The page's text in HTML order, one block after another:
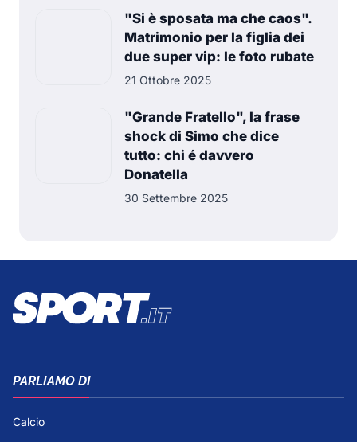
"Si è sposata ma che caos".
Matrimonio per la figlia dei
due super vip: le foto rubate
21 Ottobre 2025
"Grande Fratello", la frase
shock di Simo che dice
tutto: chi é davvero
Donatella
30 Settembre 2025
PARLIAMO DI
Calcio